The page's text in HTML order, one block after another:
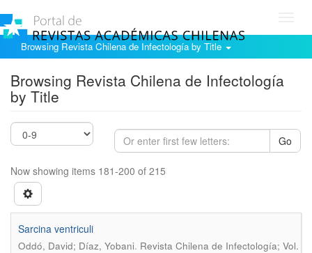
Browsing Revista Chilena de Infectología by Title
Browsing Revista Chilena de Infectología
by Title
Go
Now showing items 181-200 of 215
Sarcina ventriculi
Oddó, David; Díaz, Yobani. Revista Chilena de Infectología; Vol.